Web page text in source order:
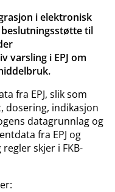
i elektronisk
beslutningsstøtte til
varsling i EPJ om
fra EPJ, slik som
dosering, indikasjon
datagrunnlag og
fra EPJ og
skjer i FKB-